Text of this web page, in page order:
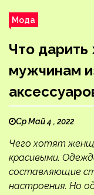
Мода
Что
мужчинам
Ср Май 4 , 2022
Чего хотят
красивыми.
составляющие
настроения. Но